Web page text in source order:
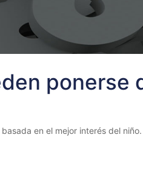
ponerse
en el mejor interés del niño.